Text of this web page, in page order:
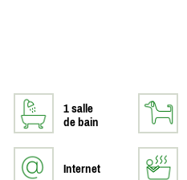
1 salle
de bain
Internet